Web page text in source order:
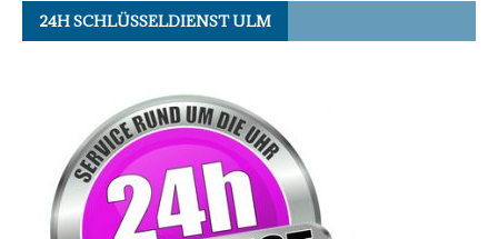
24H SCHLÜSSELDIENST ULM